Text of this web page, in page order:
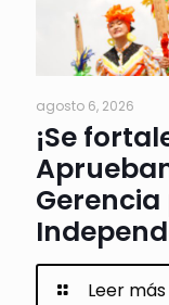
agosto 6, 2026
¡Se
Leer más